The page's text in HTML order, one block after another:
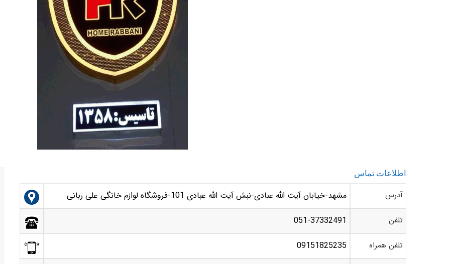
اطلاعات تماس
آدرس مشهد-خیابان آیت الله عبادی-نبش آیت الله عبادی 101-فروشگاه لوازم خانگی علی ربانی
تلفن 051-37332491
تلفن همراه 09151825235